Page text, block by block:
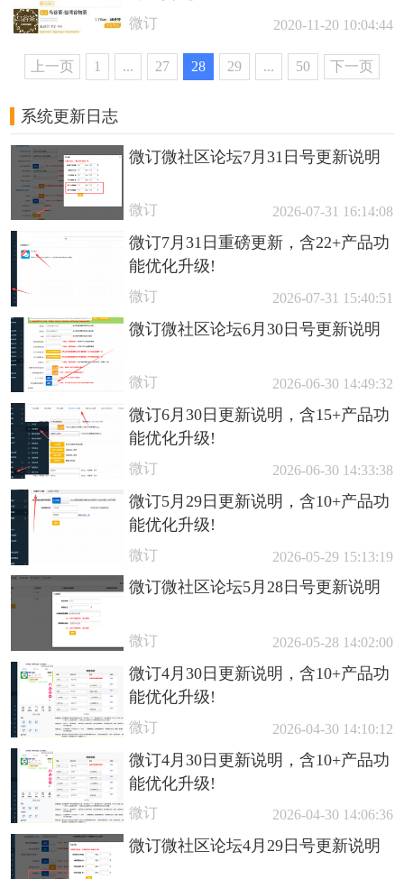
微订 2020-11-20 10:04:44
上一页 1 ... 27 28 29 ... 50 下一页
系统更新日志
微订微社区论坛7月31日号更新说明
微订 2026-07-31 16:14:08
微订7月31日重磅更新，含22+产品功
能优化升级!
微订 2026-07-31 15:40:51
微订微社区论坛6月30日号更新说明
微订 2026-06-30 14:49:32
微订6月30日更新说明，含15+产品功
能优化升级!
微订 2026-06-30 14:33:38
微订5月29日更新说明，含10+产品功
能优化升级!
微订 2026-05-29 15:13:19
微订微社区论坛5月28日号更新说明
微订 2026-05-28 14:02:00
微订4月30日更新说明，含10+产品功
能优化升级!
微订 2026-04-30 14:10:12
微订4月30日更新说明，含10+产品功
能优化升级!
微订 2026-04-30 14:06:36
微订微社区论坛4月29日号更新说明